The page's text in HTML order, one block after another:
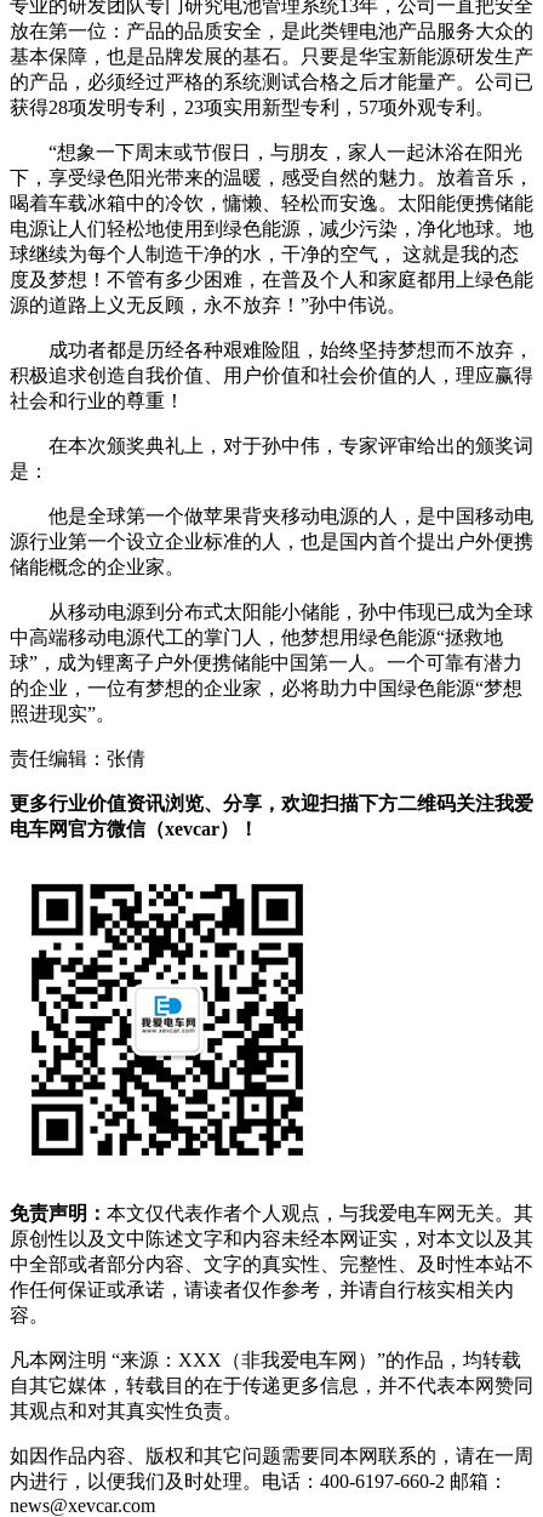
专业的研发团队专门研究电池管理系统13年，公司一直把安全
放在第一位：产品的品质安全，是此类锂电池产品服务大众的
基本保障，也是品牌发展的基石。只要是华宝新能源研发生产
的产品，必须经过严格的系统测试合格之后才能量产。公司已
获得28项发明专利，23项实用新型专利，57项外观专利。
“想象一下周末或节假日，与朋友，家人一起沐浴在阳光
下，享受绿色阳光带来的温暖，感受自然的魅力。放着音乐，
喝着车载冰箱中的冷饮，慵懒、轻松而安逸。太阳能便携储能
电源让人们轻松地使用到绿色能源，减少污染，净化地球。地
球继续为每个人制造干净的水，干净的空气， 这就是我的态
度及梦想！不管有多少困难，在普及个人和家庭都用上绿色能
源的道路上义无反顾，永不放弃！”孙中伟说。
成功者都是历经各种艰难险阻，始终坚持梦想而不放弃，
积极追求创造自我价值、用户价值和社会价值的人，理应赢得
社会和行业的尊重！
在本次颁奖典礼上，对于孙中伟，专家评审给出的颁奖词
是：
他是全球第一个做苹果背夹移动电源的人，是中国移动电
源行业第一个设立企业标准的人，也是国内首个提出户外便携
储能概念的企业家。
从移动电源到分布式太阳能小储能，孙中伟现已成为全球
中高端移动电源代工的掌门人，他梦想用绿色能源“拯救地
球”，成为锂离子户外便携储能中国第一人。一个可靠有潜力
的企业，一位有梦想的企业家，必将助力中国绿色能源“梦想
照进现实”。
责任编辑：张倩
更多行业价值资讯浏览、分享，欢迎扫描下方二维码关注我爱
电车网官方微信（xevcar）！
免责声明： 本文仅代表作者个人观点，与我爱电车网无关。其
原创性以及文中陈述文字和内容未经本网证实，对本文以及其
中全部或者部分内容、文字的真实性、完整性、及时性本站不
作任何保证或承诺，请读者仅作参考，并请自行核实相关内
容。
凡本网注明 “来源：XXX（非我爱电车网）”的作品，均转载
自其它媒体，转载目的在于传递更多信息，并不代表本网赞同
其观点和对其真实性负责。
如因作品内容、版权和其它问题需要同本网联系的，请在一周
内进行，以便我们及时处理。电话：400-6197-660-2 邮箱：
news@xevcar.com